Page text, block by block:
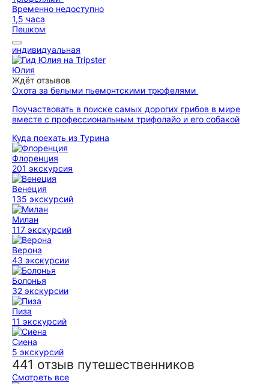
Временно недоступно
1,5 часа
Пешком
индивидуальная
Юлия
Ждёт отзывов
Охота за белыми пьемонтскими трюфелями
Поучаствовать в поиске самых дорогих грибов в мире
вместе с профессиональным трифолайо и его собакой
Куда поехать из Турина
Флоренция
201 экскурсия
Венеция
135 экскурсий
Милан
117 экскурсий
Верона
43 экскурсии
Болонья
32 экскурсии
Пиза
11 экскурсий
Сиена
5 экскурсий
441 отзыв путешественников
Смотреть все